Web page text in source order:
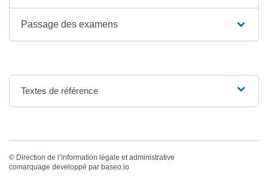
Passage des examens
Textes de référence
© Direction de l’information légale et administrative
comarquage developpé par baseo.io